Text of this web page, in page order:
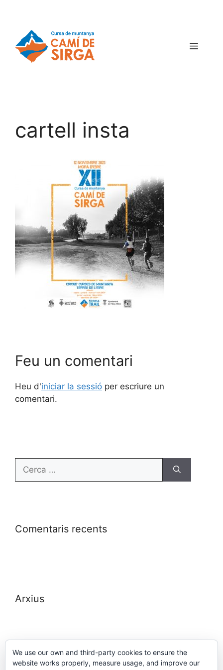
cartell insta
Feu un comentari
Heu d'iniciar la sessió per escriure un
comentari.
Comentaris recents
Arxius
We use our own and third-party cookies to ensure the
website works properly, measure usage, and improve our